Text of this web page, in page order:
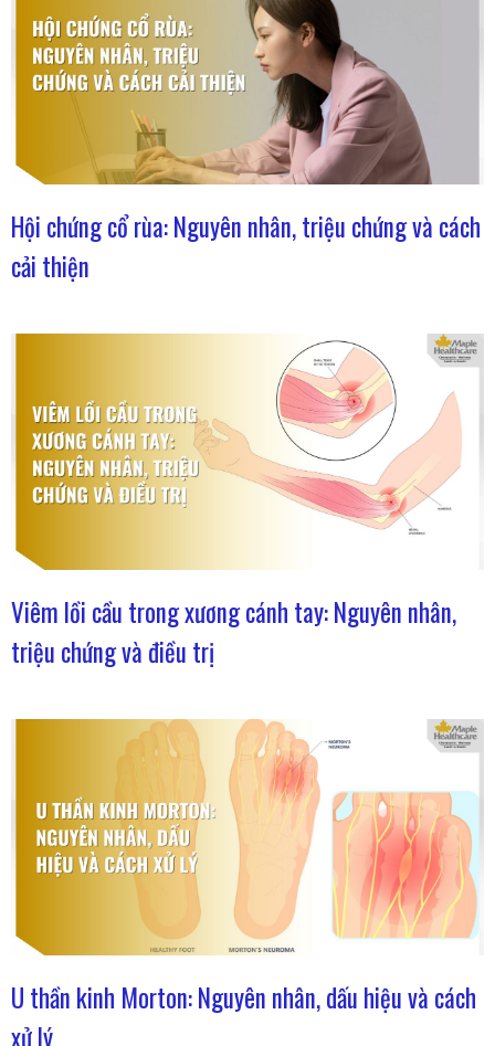
Hội chứng cổ rùa: Nguyên nhân, triệu chứng và cách
cải thiện
Viêm lồi cầu trong xương cánh tay: Nguyên nhân,
triệu chứng và điều trị
U thần kinh Morton: Nguyên nhân, dấu hiệu và cách
xử lý